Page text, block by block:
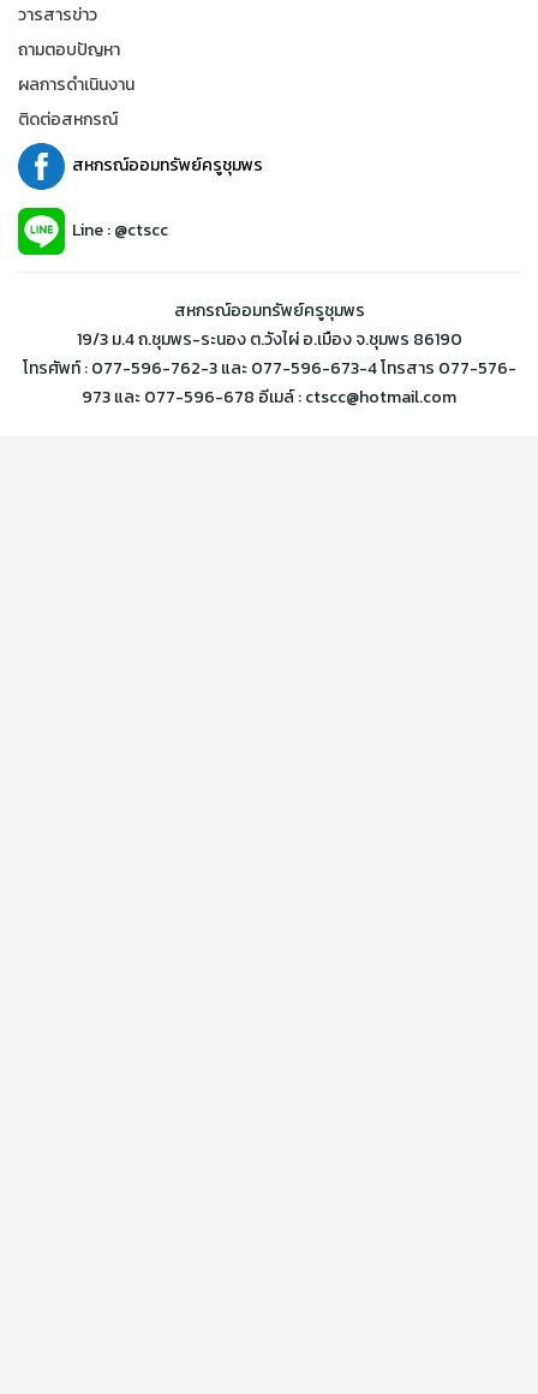
วารสารข่าว
ถามตอบปัญหา
ผลการดำเนินงาน
ติดต่อสหกรณ์
สหกรณ์ออมทรัพย์ครูชุมพร
Line : @ctscc
สหกรณ์ออมทรัพย์ครูชุมพร
19/3 ม.4 ถ.ชุมพร-ระนอง ต.วังไผ่ อ.เมือง จ.ชุมพร 86190
โทรศัพท์ : 077-596-762-3 และ 077-596-673-4 โทรสาร 077-576-
973 และ 077-596-678 อีเมล์ : ctscc@hotmail.com